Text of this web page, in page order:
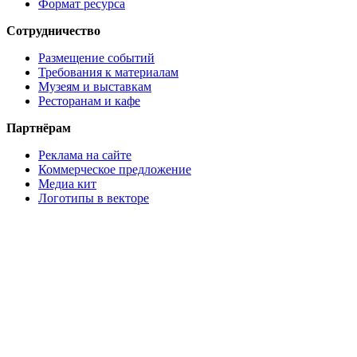
Формат ресурса
Сотрудничество
Размещение событий
Требования к материалам
Музеям и выставкам
Ресторанам и кафе
Партнёрам
Реклама на сайте
Коммерческое предложение
Медиа кит
Логотипы в векторе